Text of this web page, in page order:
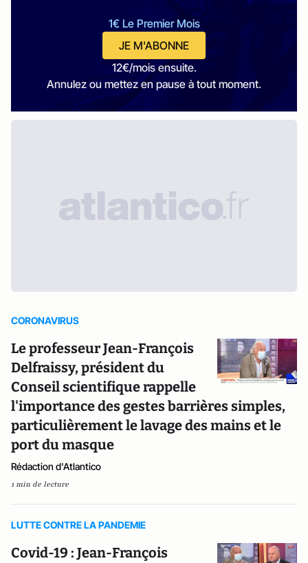
1€ Le Premier Mois
JE M'ABONNE
12€/mois ensuite.
Annulez ou mettez en pause à tout moment.
CORONAVIRUS
Le professeur Jean-François
Delfraissy, président du
Conseil scientifique rappelle
l'importance des gestes barrières simples,
particulièrement le lavage des mains et le
port du masque
Rédaction d'Atlantico
1 min de lecture
LUTTE CONTRE LA PANDEMIE
Covid-19 : Jean-François